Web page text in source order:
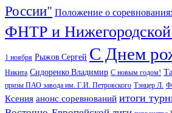
России" Положение о
ФНТР и Нижегородской
1 ноября Рыжов Сергей С Днем
Никита Сидоренко Владимир С новым годом!
призы ПАО завода им. Г.И. Петровского Тэнцер Л.
Ксения анонс соревнований итоги